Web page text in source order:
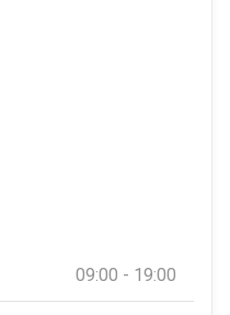
09:00 - 19:00